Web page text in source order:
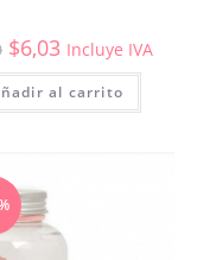
$6,03 Incluye IVA
al carrito